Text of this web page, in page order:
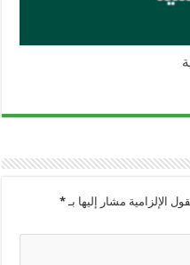
الإلزامية مشار إليها بـ*